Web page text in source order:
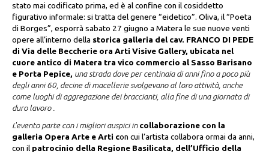
stato mai codificato prima, ed è al confine con il cosiddetto
figurativo informale: si tratta del genere “eidetico”. Oliva, il “Poeta
di Borges”, esporrà sabato 27 giugno a Matera le sue nuove venti
opere all’interno della storica galleria del cav. FRANCO DI PEDE
di Via delle Beccherie ora Arti Visive Gallery, ubicata nel
cuore antico di Matera tra vico commercio al Sasso Barisano
e Porta Pepice, una strada dove per centinaia di anni fino a poco più
degli anni 60, decine di macellerie svolgevano al loro attività, anche
come luoghi di aggregazione dei braccianti, alla fine di una giornata di
duro lavoro .
L'evento parte con i migliori auspici incollaborazione con la
galleria Opera Arte e Arti con cui l’artista collabora ormai da anni,
con il patrocinio della Regione Basilicata, dell’Ufficio della